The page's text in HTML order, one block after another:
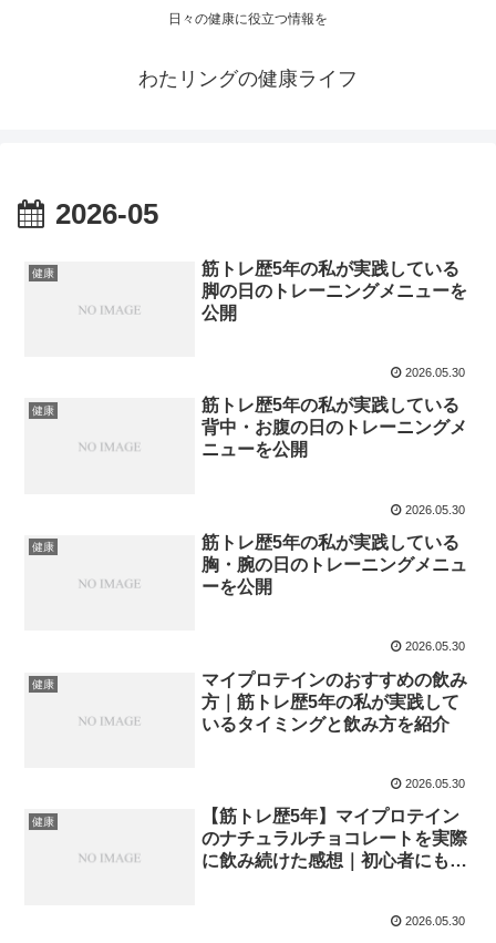
日々の健康に役立つ情報を
わたリングの健康ライフ
2026-05
健康
筋トレ歴5年の私が実践している
脚の日のトレーニングメニューを
公開
2026.05.30
健康
筋トレ歴5年の私が実践している
背中・お腹の日のトレーニングメ
ニューを公開
2026.05.30
健康
筋トレ歴5年の私が実践している
胸・腕の日のトレーニングメニュ
ーを公開
2026.05.30
健康
マイプロテインのおすすめの飲み
方｜筋トレ歴5年の私が実践して
いるタイミングと飲み方を紹介
2026.05.30
健康
【筋トレ歴5年】マイプロテイン
のナチュラルチョコレートを実際
に飲み続けた感想｜初心者にもお
2026.05.30